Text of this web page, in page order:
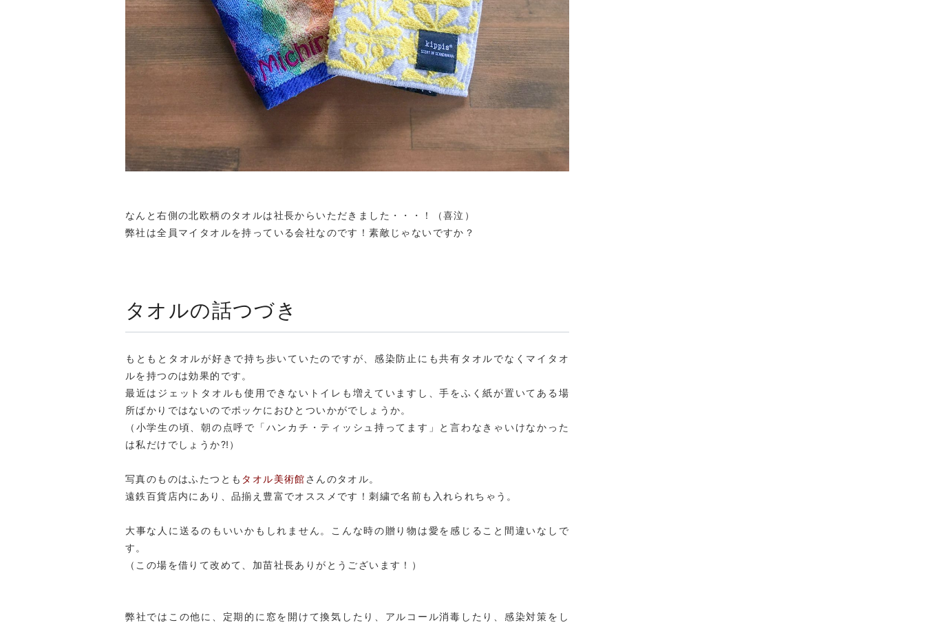
なんと右側の北欧柄のタオルは社長からいただきました・・・！（喜泣）
弊社は全員マイタオルを持っている会社なのです！素敵じゃないですか？
タオルの話つづき
もともとタオルが好きで持ち歩いていたのですが、感染防止にも共有タオルでなくマイタオ
ルを持つのは効果的です。
最近はジェットタオルも使用できないトイレも増えていますし、手をふく紙が置いてある場
所ばかりではないのでポッケにおひとついかがでしょうか。
（小学生の頃、朝の点呼で「ハンカチ・ティッシュ持ってます」と言わなきゃいけなかった
は私だけでしょうか⁈）
写真のものはふたつとも タオル美術館さんのタオル。
遠鉄百貨店内にあり、品揃え豊富でオススメです！刺繍で名前も入れられちゃう。
大事な人に送るのもいいかもしれません。こんな時の贈り物は愛を感じること間違いなしで
す。
（この場を借りて改めて、加苗社長ありがとうございます！）
弊社ではこの他に、定期的に窓を開けて換気したり、アルコール消毒したり、感染対策をし